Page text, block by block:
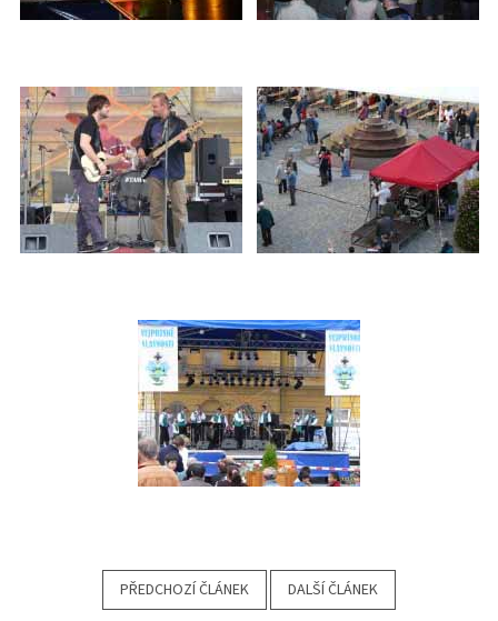
PŘEDCHOZÍ ČLÁNEK DALŠÍ ČLÁNEK